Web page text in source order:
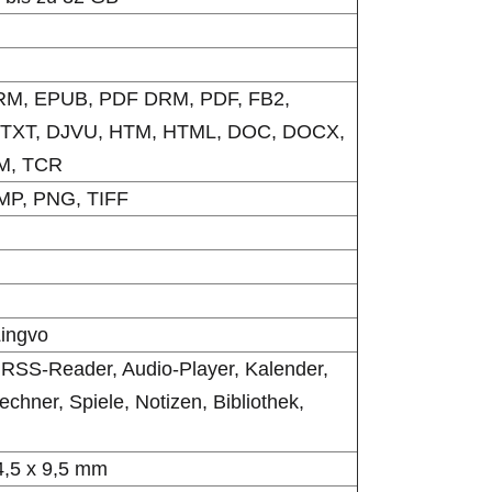
EPUB, PDF DRM, PDF, FB2,
DJVU, HTM, HTML, DOC, DOCX,
TCR
PNG, TIFF
Reader, Audio-Player, Kalender,
Spiele, Notizen, Bibliothek,
х 9,5 mm